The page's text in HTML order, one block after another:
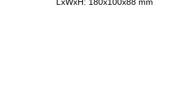
LxWxH: 180x100x88 mm